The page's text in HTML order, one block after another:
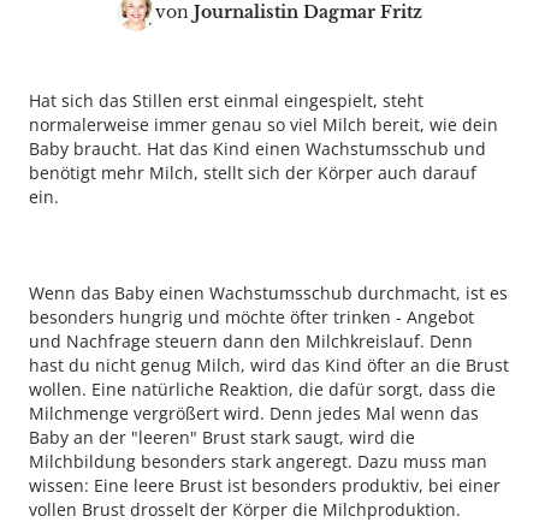
von Journalistin Dagmar Fritz
Hat sich das Stillen erst einmal eingespielt, steht
normalerweise immer genau so viel Milch bereit, wie dein
Baby braucht. Hat das Kind einen Wachstumsschub und
benötigt mehr Milch, stellt sich der Körper auch darauf
ein.
Wenn das Baby einen Wachstumsschub durchmacht, ist es
besonders hungrig und möchte öfter trinken - Angebot
und Nachfrage steuern dann den Milchkreislauf. Denn
hast du nicht genug Milch, wird das Kind öfter an die Brust
wollen. Eine natürliche Reaktion, die dafür sorgt, dass die
Milchmenge vergrößert wird. Denn jedes Mal wenn das
Baby an der "leeren" Brust stark saugt, wird die
Milchbildung besonders stark angeregt. Dazu muss man
wissen: Eine leere Brust ist besonders produktiv, bei einer
vollen Brust drosselt der Körper die Milchproduktion.